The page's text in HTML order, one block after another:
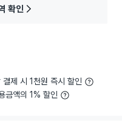
확인
제 시 1천원 즉시 할인
금액의 1% 할인